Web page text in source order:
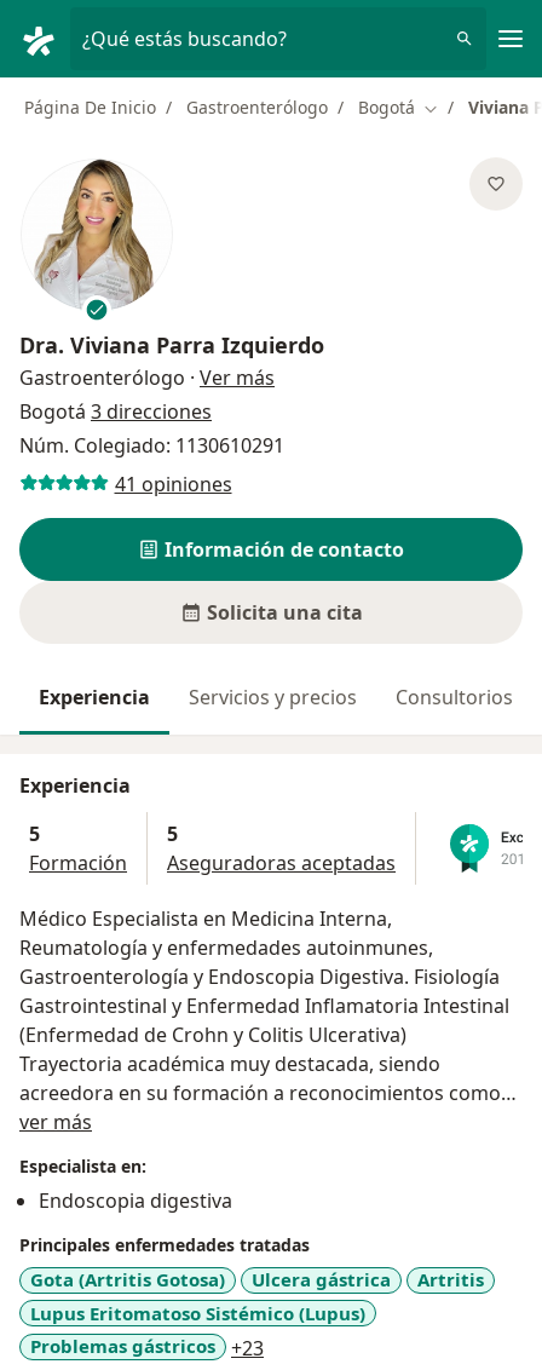
¿Qué estás buscando?
Página De Inicio Gastroenterólogo Bogotá Cambiar de
Viviana
Dra. Viviana Parra Izquierdo
Gastroenterólogo · Ver más
Bogotá 3 direcciones
Núm. Colegiado: 1130610291
41 opiniones
Información de contacto
Solicita una cita
Experiencia Servicios y precios Consultorios
Experiencia
5
Formación
5
Aseguradoras aceptadas
Médico Especialista en Medicina Interna,
Reumatología y enfermedades autoinmunes,
Gastroenterología y Endoscopia Digestiva. Fisiología
Gastrointestinal y Enfermedad Inflamatoria Intestinal
(Enfermedad de Crohn y Colitis Ulcerativa)
Trayectoria académica muy destacada, siendo
acreedora en su formación a reconocimientos como
mejor Residente de Medicina Interna a nivel Nacional y
artículos médicos y estudios de investigación
científica. Gran calidéz humana.
Formacion adicional en el manejo de pacientes con
Enfermedad Inflamatoria Intestinal (Enfermedad de
Crohn y Colitis Ulcerativa). Cofundadora de la
Fundacion de Enfermedad Inflamatoria Intestinal
Colombiana FUNEIICO.
ver más
Especialista en:
Endoscopia digestiva
Principales enfermedades tratadas
Gota (Artritis Gotosa) Ulcera gástrica
Artritis
Lupus Eritomatoso Sistémico (Lupus)
Problemas gástricos
+23a11y_sr_more_diseases